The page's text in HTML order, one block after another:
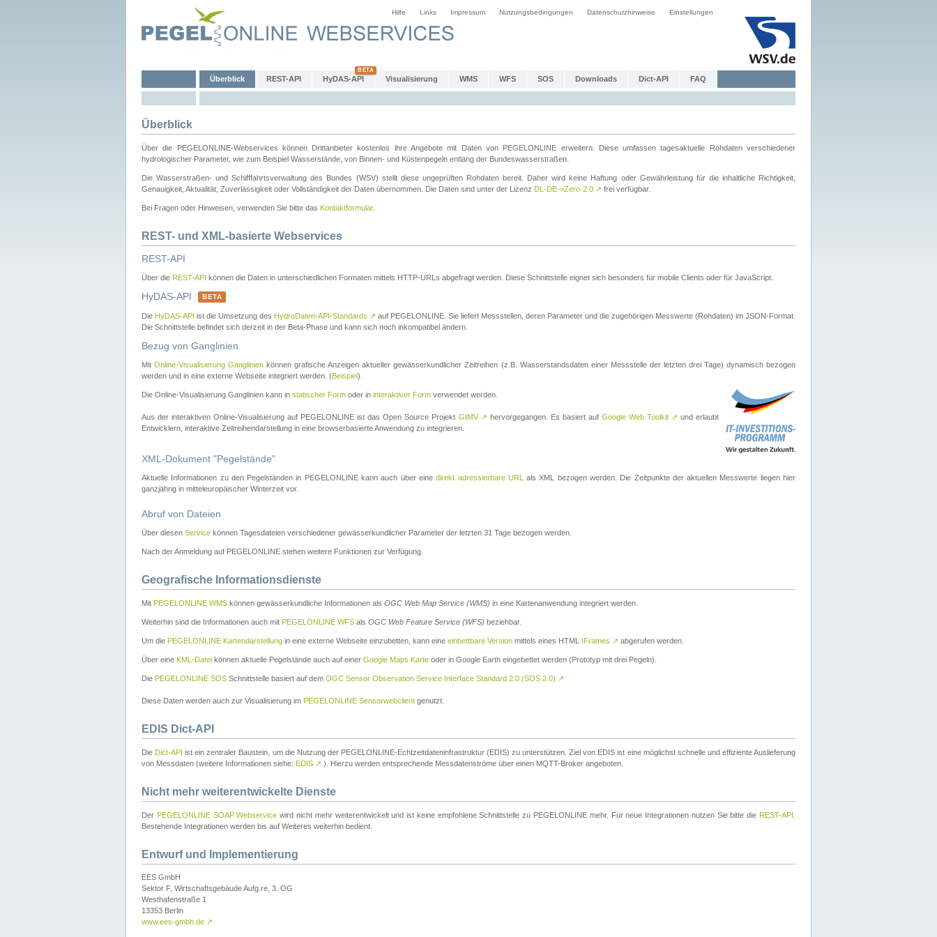
Hilfe Links Impressum Nutzungsbedingungen Datenschutzhinweise Einstellungen
Überblick REST-API HyDAS-API Visualisierung WMS WFS SOS Downloads Dict-API FAQ
Überblick
Über die PEGELONLINE-Webservices können Drittanbieter kostenlos ihre Angebote mit Daten von PEGELONLINE erweitern. Diese umfassen tagesaktuelle Rohdaten verschiedener
hydrologischer Parameter, wie zum Beispiel Wasserstände, von Binnen- und Küstenpegeln entlang der Bundeswasserstraßen.
Die Wasserstraßen- und Schifffahrtsverwaltung des Bundes (WSV) stellt diese ungeprüften Rohdaten bereit. Daher wird keine Haftung oder Gewährleistung für die inhaltliche Richtigkeit,
Genauigkeit, Aktualität, Zuverlässigkeit oder Vollständigkeit der Daten übernommen. Die Daten sind unter der Lizenz DL-DE->Zero-2.0 ↗ frei verfügbar.
Bei Fragen oder Hinweisen, verwenden Sie bitte das Kontaktformular.
REST- und XML-basierte Webservices
REST-API
Über die REST-API können die Daten in unterschiedlichen Formaten mittels HTTP-URLs abgefragt werden. Diese Schnittstelle eignet sich besonders für mobile Clients oder für JavaScript.
HyDAS-API BETA
Die HyDAS-API ist die Umsetzung des HydroDaten-API-Standards ↗ auf PEGELONLINE. Sie liefert Messstellen, deren Parameter und die zugehörigen Messwerte (Rohdaten) im JSON-Format.
Die Schnittstelle befindet sich derzeit in der Beta-Phase und kann sich noch inkompatibel ändern.
Bezug von Ganglinien
MitOnline-Visualisierung Ganglinien können grafische Anzeigen aktueller gewässerkundlicher Zeitreihen (z.B. Wasserstandsdaten einer Messstelle der letzten drei Tage) dynamisch bezogen
werden und in eine externe Webseite integriert werden. (Beispiel).
Die Online-Visualisierung Ganglinien kann in statischer Form oder in interaktiver Form verwendet werden.
Aus der interaktiven Online-Visualisierung auf PEGELONLINE ist das Open Source Projekt GIMV ↗ hervorgegangen. Es basiert auf Google Web Toolkit ↗ und erlaubt
Entwicklern, interaktive Zeitreihendarstellung in eine browserbasierte Anwendung zu integrieren.
XML-Dokument "Pegelstände"
Aktuelle Informationen zu den Pegelständen in PEGELONLINE kann auch über einedirekt adressierbare URL
als XML bezogen werden. Die Zeitpunkte der aktuellen Messwerte liegen hier
ganzjährig in mitteleuropäischer Winterzeit vor.
Abruf von Dateien
Über diesen Service können Tagesdateien verschiedener gewässerkundlicher Parameter der letzten 31 Tage bezogen werden.
Nach der Anmeldung auf PEGELONLINE stehen weitere Funktionen zur Verfügung.
Geografische Informationsdienste
Mit PEGELONLINE WMS können gewässerkundliche Informationen als OGC Web Map Service (WMS) in eine Kartenanwendung integriert werden.
Weiterhin sind die Informationen auch mit PEGELONLINE WFS als OGC Web Feature Service (WFS) beziehbar.
Um die PEGELONLINE Kartendarstellung in eine externe Webseite einzubetten, kann eine einbettbare Version mittels eines HTML IFrames ↗ abgerufen werden.
Über eine KML-Datei können aktuelle Pegelstände auch auf einer Google Maps Karte oder in Google Earth eingebettet werden (Prototyp mit drei Pegeln).
Die PEGELONLINE SOS Schnittstelle basiert auf dem OGC Sensor Observation Service Interface Standard 2.0 (SOS 2.0) ↗
Diese Daten werden auch zur Visualisierung im PEGELONLINE Sensorwebclient genutzt.
EDIS Dict-API
Die Dict-API ist ein zentraler Baustein, um die Nutzung der PEGELONLINE-Echtzeitdateninfrastruktur (EDIS) zu unterstützen. Ziel von EDIS ist eine möglichst schnelle und effiziente Auslieferung
von Messdaten (weitere Informationen siehe: EDIS ↗ ). Hierzu werden entsprechende Messdatenströme über einen MQTT-Broker angeboten.
Nicht mehr weiterentwickelte Dienste
Der PEGELONLINE SOAP Webservice wird nicht mehr weiterentwickelt und ist keine empfohlene Schnittstelle zu PEGELONLINE mehr. Für neue Integrationen nutzen Sie bitte die REST-API
Bestehende Integrationen werden bis auf Weiteres weiterhin bedient.
Entwurf und Implementierung
EES GmbH
Sektor F, Wirtschaftsgebäude Aufg.re, 3. OG
Westhafenstraße 1
13353 Berlin
www.ees-gmbh.de ↗